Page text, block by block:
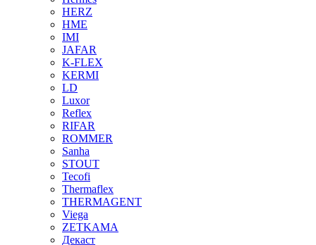
HERZ
HME
IMI
JAFAR
K-FLEX
KERMI
LD
Luxor
Reflex
RIFAR
ROMMER
Sanha
STOUT
Tecofi
Thermaflex
THERMAGENT
Viega
ZETKAMA
Декаст